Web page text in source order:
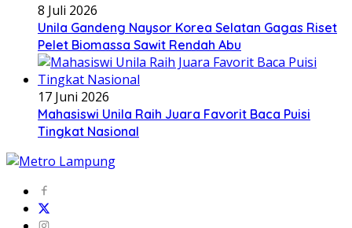
8 Juli 2026
Unila Gandeng Naysor Korea Selatan Gagas Riset
Pelet Biomassa Sawit Rendah Abu
17 Juni 2026
Mahasiswi Unila Raih Juara Favorit Baca Puisi
Tingkat Nasional